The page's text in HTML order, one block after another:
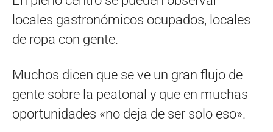
locales gastronómicos ocupados, locales
de ropa con gente.
Muchos dicen que se ve un gran flujo de
gente sobre la peatonal y que en muchas
oportunidades «no deja de ser solo eso».